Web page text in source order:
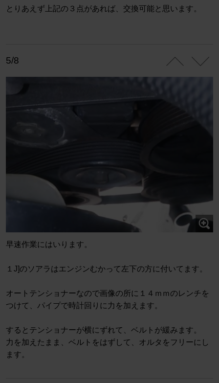
とりあえず上記の３点があれば、交換可能と思います。
5/8
早速作業にはいります。
１J]のソアラはエンジンむかって左下の方に付いてます。
オートテンショナーなので画像の所に１４ｍｍのレンチを
つけて、パイプで時計回りに力を加えます。
するとテンショナーが横にずれて、ベルトが緩みます。
力を加えたまま、ベルトをはずして、オルタをフリーにし
ます。